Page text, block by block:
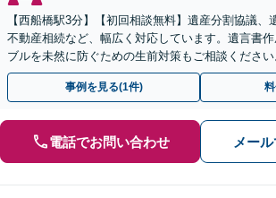
【西船橋駅3分】【初回相談無料】遺産分割協議、
不動産相続など、幅広く対応しています。遺言書
ブルを未然に防ぐための生前対策もご相談くださ
えられるよう、全力でサポートいたします。
事例を見る(1件)
電話でお問い合わせ メー